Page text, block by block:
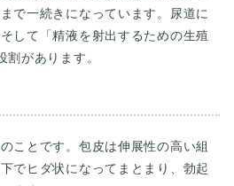
で一続きになっています。尿道に
して「精液を射出するための生殖
ことです。包皮は伸展性の高い組
でヒダ状になってまとまり、勃起